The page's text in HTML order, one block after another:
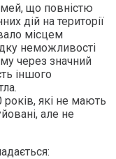
що повністю
дій на території
місцем
неможливості
через значний
іншого
які не мають
але не